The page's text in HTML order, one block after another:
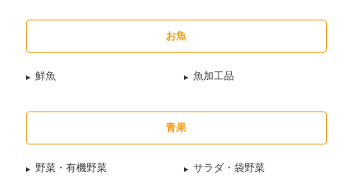
お魚
鮮魚 魚加工品
青果
野菜・有機野菜
サラダ・袋野菜